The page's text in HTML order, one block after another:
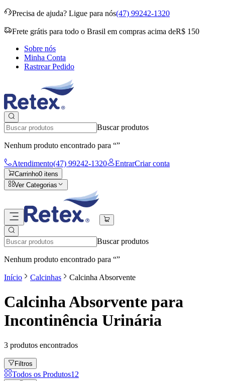
Precisa de ajuda? Ligue para nós(47) 99242-1320
Frete grátis para todo o Brasil em compras acima deR$ 150
Sobre nós
Minha Conta
Rastrear Pedido
Buscar produtos
Nenhum produto encontrado para “”
Atendimento(47) 99242-1320 EntrarCriar conta
Carrinho0 itens
Ver Categorias
Buscar produtos
Nenhum produto encontrado para “”
Início Calcinhas Calcinha Absorvente
Calcinha Absorvente para
Incontinência Urinária
3 produtos encontrados
Filtros
Todos os Produtos12